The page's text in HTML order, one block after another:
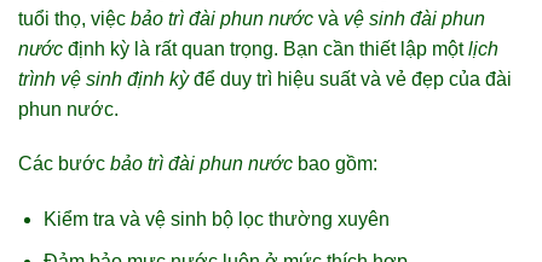
tuổi thọ, việc bảo trì đài phun nước và vệ sinh đài phun
nước định kỳ là rất quan trọng. Bạn cần thiết lập mộtlịch
trình vệ sinh định kỳđể duy trì hiệu suất và vẻ đẹp của đài
phun nước.
Các bước bảo trì đài phun nước bao gồm:
Kiểm tra và vệ sinh bộ lọc thường xuyên